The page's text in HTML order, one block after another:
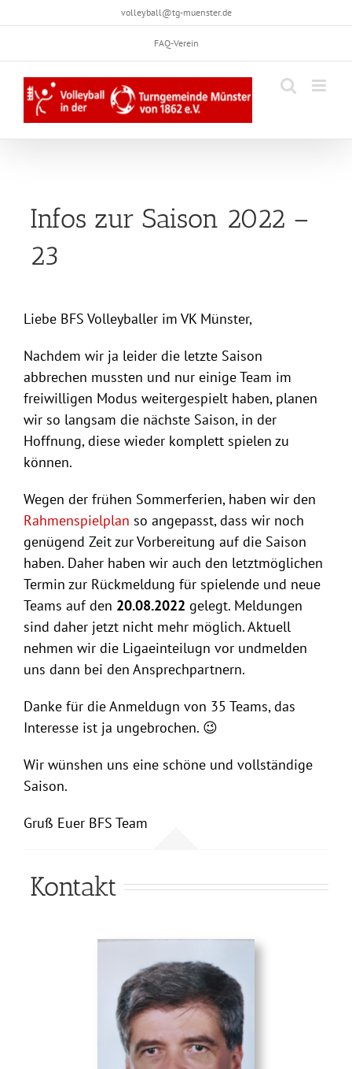
to
volleyball@tg-muenster.de
FAQ-Verein
Infos zur Saison 2022 –
23
Liebe BFS Volleyballer im VK Münster,
Nachdem wir ja leider die letzte Saison
abbrechen mussten und nur einige Team im
freiwilligen Modus weitergespielt haben, planen
wir so langsam die nächste Saison, in der
Hoffnung, diese wieder komplett spielen zu
können.
Wegen der frühen Sommerferien, haben wir den
Rahmenspielplan so angepasst, dass wir noch
genügend Zeit zur Vorbereitung auf die Saison
haben. Daher haben wir auch den letztmöglichen
Termin zur Rückmeldung für spielende und neue
Teams auf den 20.08.2022 gelegt. Meldungen
sind daher jetzt nicht mehr möglich. Aktuell
nehmen wir die Ligaeinteilugn vor undmelden
uns dann bei den Ansprechpartnern.
Danke für die Anmeldugn von 35 Teams, das
Interesse ist ja ungebrochen. 😉
Wir wünshen uns eine schöne und vollständige
Saison.
Gruß Euer BFS Team
Kontakt